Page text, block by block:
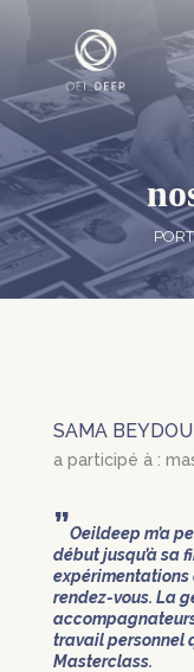
SAMA
a participé à :
”Oeildeep m’a
début jusqu’à sa
expérimentations
rendez-vous. La
travail personnel
Masterclass.